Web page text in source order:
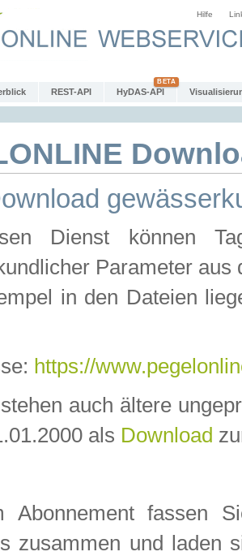
Hilfe
REST-API HyDAS-API
Dienst können
Parameter aus
in den Dateien
https://
auch ältere
als Download
Abonnement fassen
zusammen und laden